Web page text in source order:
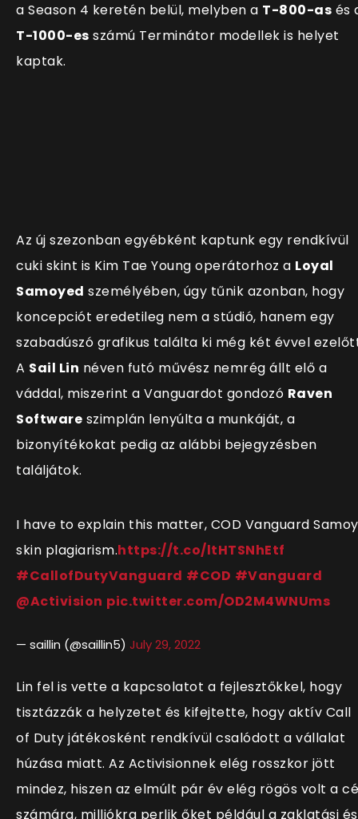
a Season 4 keretén belül, melyben a T-800-as és
T-1000-es számú Terminátor modellek is helyet
kaptak.
Az új szezonban egyébként kaptunk egy rendkívül
cuki skint is Kim Tae Young operátorhoz a Loyal
Samoyed személyében, úgy tűnik azonban, hogy
koncepciót eredetileg nem a stúdió, hanem egy
szabadúszó grafikus találta ki még két évvel
A Sail Lin néven futó művész nemrég állt elő a
váddal, miszerint a Vanguardot gondozó Raven
Software szimplán lenyúlta a munkáját, a
bizonyítékokat pedig az alábbi bejegyzésben
találjátok.
I have to explain this matter, COD Vanguard
skin plagiarism.https://t.co/ltHTSNhEtf
#CallofDutyVanguard #COD #Vanguard
@Activision pic.twitter.com/OD2M4WNUms
— saillin (@saillin5) July 29, 2022
Lin fel is vette a kapcsolatot a fejlesztőkkel, hogy
tisztázzák a helyzetet és kifejtette, hogy aktív Call
of Duty játékosként rendkívül csalódott a vállalat
húzása miatt. Az Activisionnek elég rosszkor jött
mindez, hiszen az elmúlt pár év elég rögös volt a
számára, milliókra perlik őket például a zaklatási és